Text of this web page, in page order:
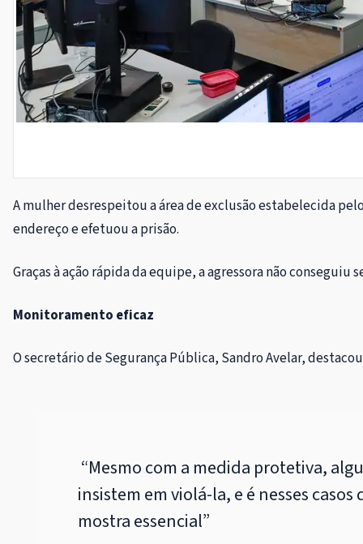
A mulher desrespeitou a área de exclusão estabelecida
endereço e efetuou a prisão.
Graças à ação rápida da equipe, a agressora não
Monitoramento eficaz
O secretário de Segurança Pública, Sandro Avelar,
“Mesmo com a medida protetiva,
insistem em violá-la, e é nesses casos
mostra essencial”